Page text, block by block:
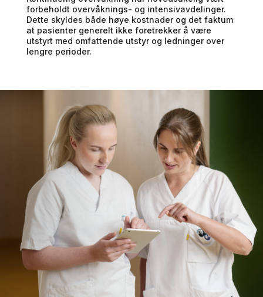
forbeholdt overvåknings- og intensivavdelinger.
Dette skyldes både høye kostnader og det faktum
at pasienter generelt ikke foretrekker å være
utstyrt med omfattende utstyr og ledninger over
lengre perioder.